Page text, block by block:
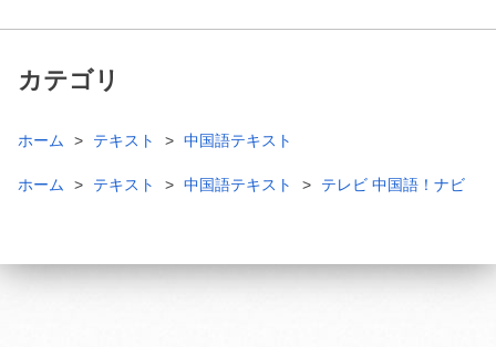
カテゴリ
ホーム テキスト 中国語テキスト
ホーム テキスト 中国語テキスト テレビ 中国語！ナビ